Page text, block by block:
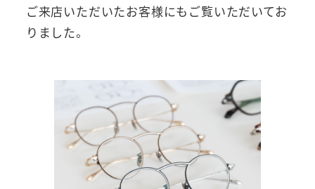
ご来店いただいたお客様にもご覧いただいてお
りました。